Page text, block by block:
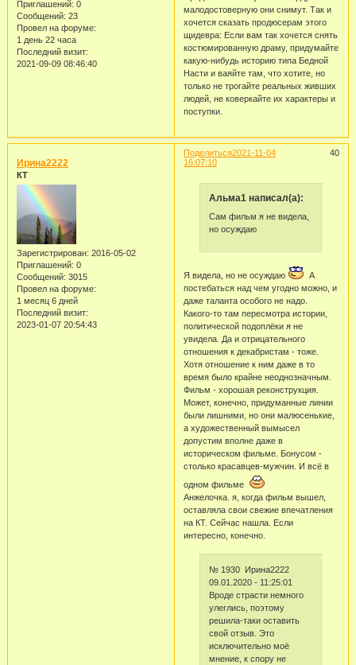
Приглашений: 0
Сообщений: 23
Провел на форуме:
1 день 22 часа
Последний визит:
2021-09-09 08:46:40
малодостоверную они снимут. Так и
хочется сказать продюсерам этого
щидевра: Если вам так хочется снять
костюмированную драму, придумайте
какую-нибудь историю типа Бедной
Насти и ваяйте там, что хотите, но
только не трогайте реальных живших
людей, не коверкайте их характеры и
поступки.
Поделиться 40
2021-11-04
16:07:10
Ирина2222
КТ
Зарегистрирован: 2016-05-02
Приглашений: 0
Сообщений: 3015
Провел на форуме:
1 месяц 6 дней
Последний визит:
2023-01-07 20:54:43
Альма1 написал(а):
Сам фильм я не видела,
но осуждаю
Я видела, но не осуждаю
А
постебаться над чем угодно можно, и
даже таланта особого не надо.
Какого-то там пересмотра истории,
политической подоплёки я не
увидела. Да и отрицательного
отношения к декабристам - тоже.
Хотя отношение к ним даже в то
время было крайне неоднозначным.
Фильм - хорошая реконструкция.
Может, конечно, придуманные линии
были лишними, но они малюсенькие,
а художественный вымысел
допустим вполне даже в
историческом фильме. Бонусом -
столько красавцев-мужчин. И всё в
одном фильме
Анжелочка. я, когда фильм вышел,
оставляла свои свежие впечатления
на КТ. Сейчас нашла. Если
интересно, конечно.
№ 1930 Ирина2222
09.01.2020 - 11:25:01
Вроде страсти немного
улеглись, поэтому
решила-таки оставить
свой отзыв. Это
исключительно моё
мнение, к спору не